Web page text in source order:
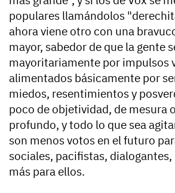
populares llamándolos
ahora viene otro con una
mayor, sabedor de que la gente
mayoritariamente por impulsos
alimentados básicamente por
miedos, resentimientos y
poco de objetividad, de mesura
profundo, y todo lo que sea
son menos votos en el futuro
sociales, pacifistas,
más para ellos.